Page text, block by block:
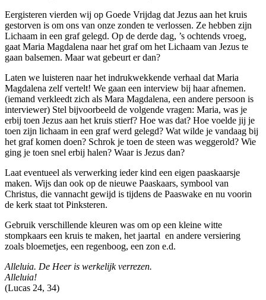
Eergisteren vierden wij op Goede Vrijdag dat Jezus aan het kruis
gestorven is om ons van onze zonden te verlossen. Ze hebben zijn
Lichaam in een graf gelegd. Op de derde dag, ’s ochtends vroeg,
gaat Maria Magdalena naar het graf om het Lichaam van Jezus te
gaan balsemen. Maar wat gebeurt er dan?
Laten we luisteren naar het indrukwekkende verhaal dat Maria
Magdalena zelf vertelt! We gaan een interview bij haar afnemen.
(iemand verkleedt zich als Mara Magdalena, een andere persoon is
interviewer) Stel bijvoorbeeld de volgende vragen: Maria, was je
erbij toen Jezus aan het kruis stierf? Hoe was dat? Hoe voelde jij je
toen zijn lichaam in een graf werd gelegd? Wat wilde je vandaag bij
het graf komen doen? Schrok je toen de steen was weggerold? Wie
ging je toen snel erbij halen? Waar is Jezus dan?
Laat eventueel als verwerking ieder kind een eigen paaskaarsje
maken. Wijs dan ook op de nieuwe Paaskaars, symbool van
Christus, die vannacht gewijd is tijdens de Paaswake en nu voorin
de kerk staat tot Pinksteren.
Gebruik verschillende kleuren was om op een kleine witte
stompkaars een kruis te maken, het jaartal en andere versiering
zoals bloemetjes, een regenboog, een zon e.d.
Alleluia. De Heer is werkelijk verrezen.
Alleluia!
(Lucas 24, 34)